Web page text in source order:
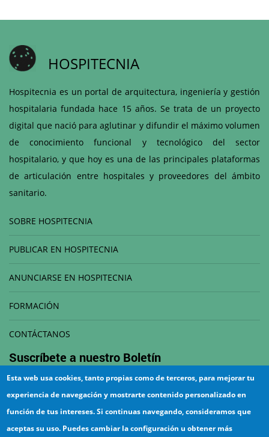
HOSPITECNIA
Hospitecnia es un portal de arquitectura, ingeniería y gestión
hospitalaria fundada hace 15 años. Se trata de un proyecto
digital que nació para aglutinar y difundir el máximo volumen
de conocimiento funcional y tecnológico del sector
hospitalario, y que hoy es una de las principales plataformas
de articulación entre hospitales y proveedores del ámbito
sanitario.
SOBRE HOSPITECNIA
PUBLICAR EN HOSPITECNIA
ANUNCIARSE EN HOSPITECNIA
FORMACIÓN
CONTÁCTANOS
Suscríbete a nuestro Boletín
Esta web usa cookies, tanto propias como de terceros, para mejorar tu
experiencia de navegación y mostrarte contenido personalizado en
función de tus intereses. Si continuas navegando, consideramos que
aceptas su uso. Puedes cambiar la configuración u obtener más